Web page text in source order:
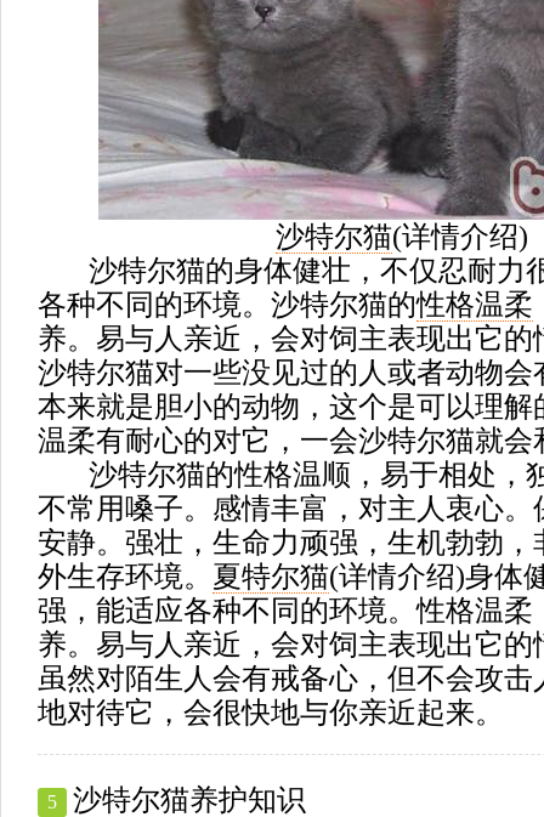
沙特尔猫(详情介绍)
沙特尔猫的身体健壮，不仅忍耐力
各种不同的环境。沙特尔猫的性格温柔
养。易与人亲近，会对饲主表现出它
沙特尔猫对一些没见过的人或者动物会
本来就是胆小的动物，这个是可以理解
温柔有耐心的对它，一会沙特尔猫就会
沙特尔猫的性格温顺，易于相处，
不常用嗓子。感情丰富，对主人衷心。
安静。强壮，生命力顽强，生机勃勃
外生存环境。 夏特尔猫(详情介绍)身体
强，能适应各种不同的环境。性格温柔
养。易与人亲近，会对饲主表现出它
虽然对陌生人会有戒备心，但不会攻
地对待它，会很快地与你亲近起来。
5 沙特尔猫养护知识